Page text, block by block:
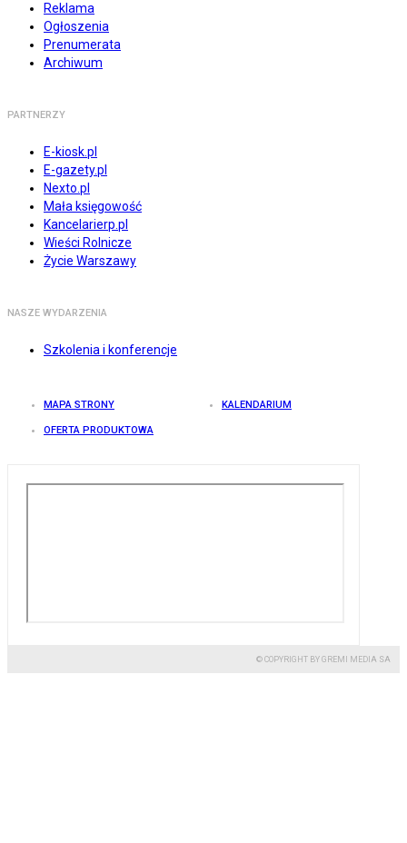
Reklama
Ogłoszenia
Prenumerata
Archiwum
PARTNERZY
E-kiosk.pl
E-gazety.pl
Nexto.pl
Mała księgowość
Kancelarierp.pl
Wieści Rolnicze
Życie Warszawy
NASZE WYDARZENIA
Szkolenia i konferencje
MAPA STRONY KALENDARIUM
OFERTA PRODUKTOWA
© COPYRIGHT BY GREMI MEDIA SA